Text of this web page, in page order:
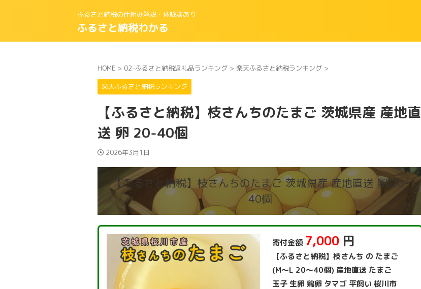
ふるさと納税の仕組み解説・体験談あり
ふるさと納税わかる
HOME > 02-ふるさと納税返礼品ランキング > 楽天ふるさと納税ランキング >
楽天ふるさと納税ランキング
【ふるさと納税】枝さんちのたまご 茨城県産 産地直
送 卵 20-40個
2026年3月1日
【ふるさと納税】枝さんちのたまご 茨城県産 産地直送 卵 20-
40個
寄付金額 7,000 円
【ふるさと納税】枝さんち の たまご
(M〜L 20～40個) 産地直送 たまご
玉子 生卵 鶏卵 タマゴ 平飼い 桜川市